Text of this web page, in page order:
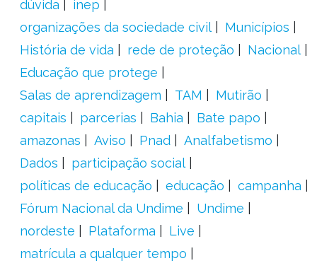
dúvida
inep
organizações da sociedade civil
Municípios
História de vida
rede de proteção
Nacional
Educação que protege
Salas de aprendizagem
TAM
Mutirão
capitais
parcerias Bahia
Bate papo
amazonas
Aviso Pnad
Analfabetismo
Dados
participação social
políticas de educação
educação
campanha
Fórum Nacional da Undime
Undime
nordeste
Plataforma
Live
matrícula a qualquer tempo